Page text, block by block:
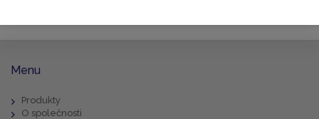
Menu
Produkty
O společnosti